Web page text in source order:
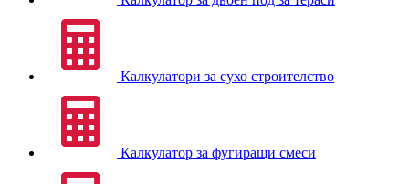
Калкулатори за сухо строителство
Калкулатор за фугиращи смеси